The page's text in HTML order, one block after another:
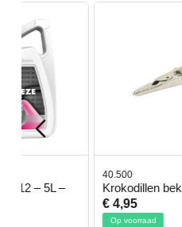
–
Krokodillen bek 2 stuks
Op voorraad